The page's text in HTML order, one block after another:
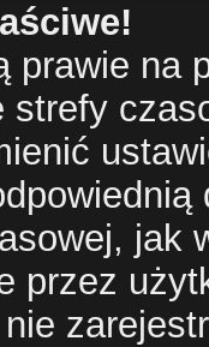
prawie na
jak
przez